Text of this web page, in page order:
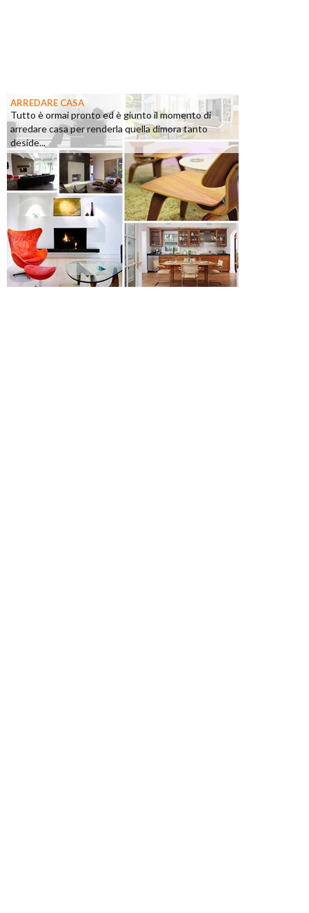
ARREDARE CASA
Tutto è ormai pronto ed è giunto il momento di
arredare casa per renderla quella dimora tanto
deside...